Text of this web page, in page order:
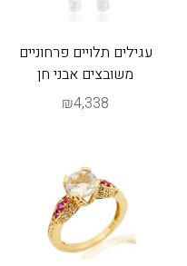
עגילים תלויים פרחוניים
משובצים אבני חן
₪4,338